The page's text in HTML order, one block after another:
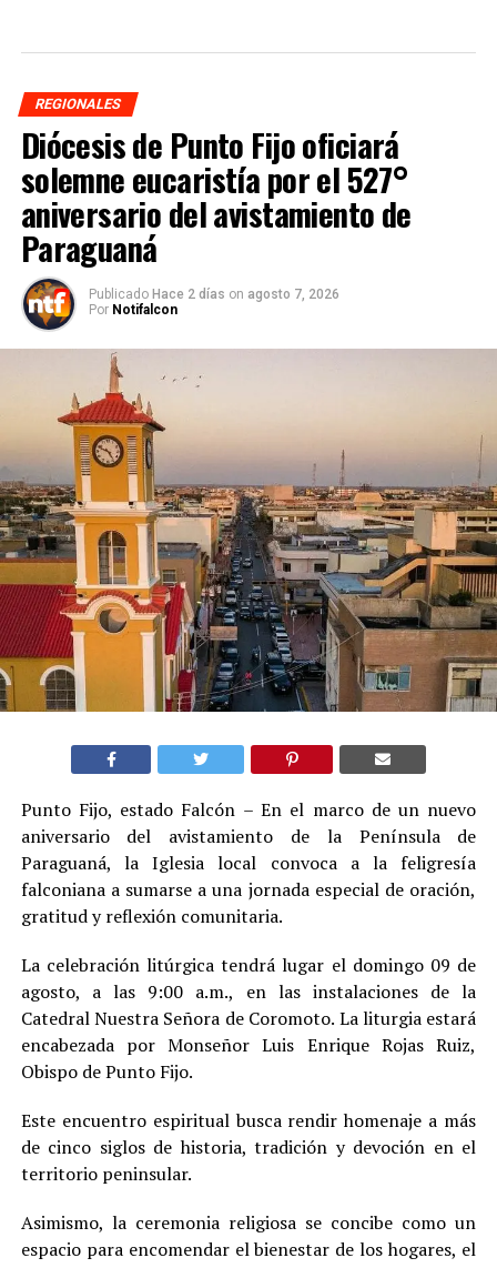
REGIONALES
Diócesis de Punto Fijo oficiará
solemne eucaristía por el 527°
aniversario del avistamiento de
Paraguaná
Publicado Hace 2 días on agosto 7, 2026
Por Notifalcon
Punto Fijo, estado Falcón – En el marco de un nuevo
aniversario del avistamiento de la Península de
Paraguaná, la Iglesia local convoca a la feligresía
falconiana a sumarse a una jornada especial de oración,
gratitud y reflexión comunitaria.
La celebración litúrgica tendrá lugar el domingo 09 de
agosto, a las 9:00 a.m., en las instalaciones de la
Catedral Nuestra Señora de Coromoto. La liturgia estará
encabezada por Monseñor Luis Enrique Rojas Ruiz,
Obispo de Punto Fijo.
Este encuentro espiritual busca rendir homenaje a más
de cinco siglos de historia, tradición y devoción en el
territorio peninsular.
Asimismo, la ceremonia religiosa se concibe como un
espacio para encomendar el bienestar de los hogares, el